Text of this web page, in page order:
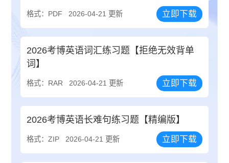
格式：PDF 2026-04-21 更新 立即下载
2026考博英语词汇练习题【拒绝无效背单
词】
格式：RAR 2026-04-21 更新 立即下载
2026考博英语长难句练习题【精编版】
格式：ZIP 2026-04-21 更新 立即下载